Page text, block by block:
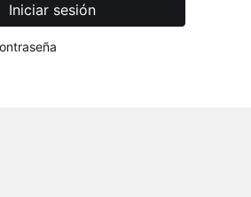
Iniciar sesión